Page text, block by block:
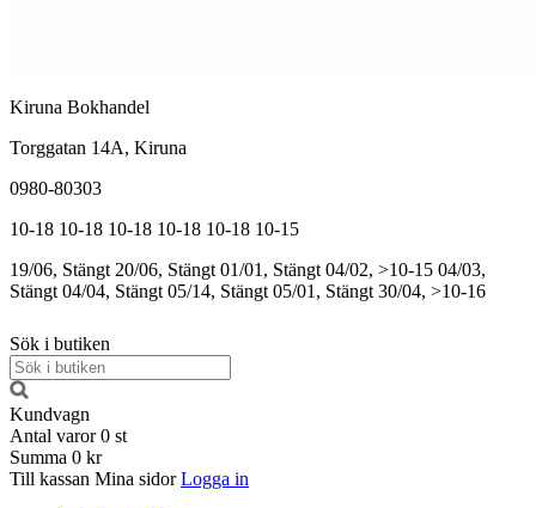
Kiruna Bokhandel
Torggatan 14A, Kiruna
0980-80303
10-18 10-18 10-18 10-18 10-18 10-15
19/06, Stängt 20/06, Stängt 01/01, Stängt 04/02, >10-15 04/03,
Stängt 04/04, Stängt 05/14, Stängt 05/01, Stängt 30/04, >10-16
Sök i butiken
Kundvagn
Antal varor 0 st
Summa 0 kr
Till kassan Mina sidor Logga in